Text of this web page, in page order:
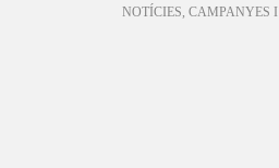
NOTÍCIES, CAMPANYES I